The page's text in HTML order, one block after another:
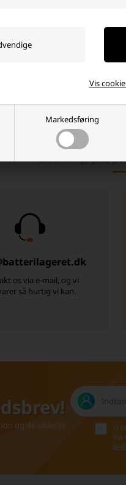
Markedsføring
Vis
Afsendes
Hvorfor handle
Der er mange gode
os via e-mail, og vi
så hurtig vi kan.
og de vildeste
Ja
via